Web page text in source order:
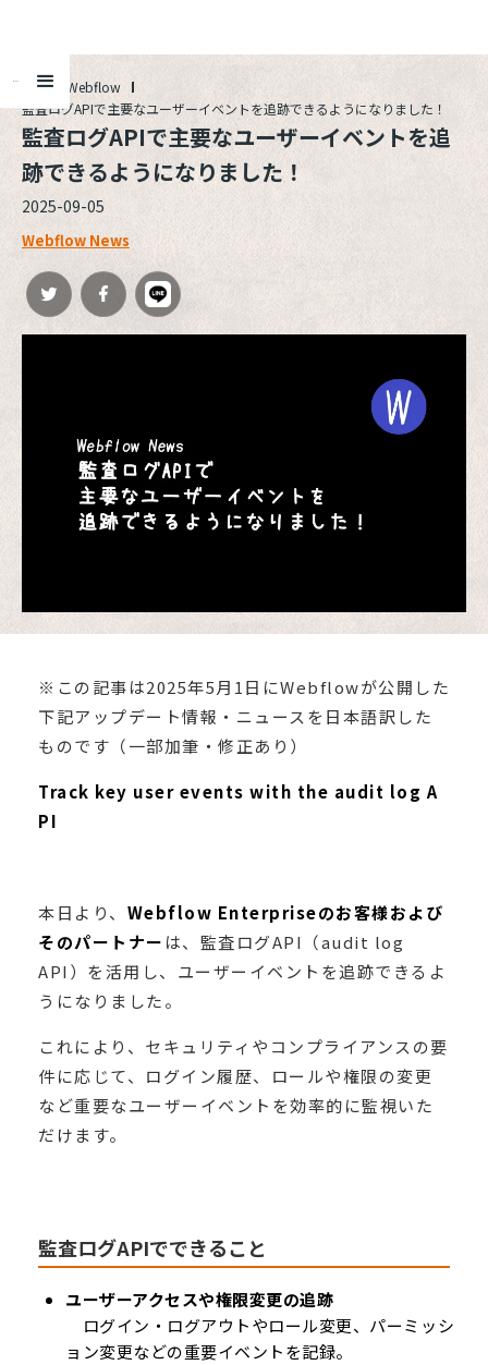
ALL
Webflow
監査ログAPIで主要なユーザーイベントを追跡できるようになりました！
監査ログAPIで主要なユーザーイベントを追
跡できるようになりました！
2025-09-05
Webflow News
※この記事は2025年5月1日にWebflowが公開した
下記アップデート情報・ニュースを日本語訳した
ものです（一部加筆・修正あり）
Track key user events with the audit log A
PI
本日より、 Webflow Enterpriseのお客様および
そのパートナー は、監査ログAPI（audit log
API）を活用し、ユーザーイベントを追跡できるよ
うになりました。
これにより、セキュリティやコンプライアンスの要
件に応じて、ログイン履歴、ロールや権限の変更
など重要なユーザーイベントを効率的に監視いた
だけます。
監査ログAPIでできること
ユーザーアクセスや権限変更の追跡
ログイン・ログアウトやロール変更、パーミッシ
ョン変更などの重要イベントを記録。